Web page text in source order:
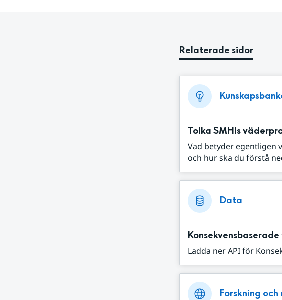
Relaterade sidor
Tolka SMHIs
Vad betyder egentligen
och hur ska du förstå
Data
Ladda ner API för
Forskning